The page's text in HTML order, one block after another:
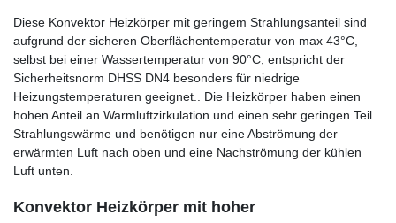
Diese Konvektor Heizkörper mit geringem Strahlungsanteil sind
aufgrund der sicheren Oberflächentemperatur von max 43°C,
selbst bei einer Wassertemperatur von 90°C, entspricht der
Sicherheitsnorm DHSS DN4 besonders für niedrige
Heizungstemperaturen geeignet.. Die Heizkörper haben einen
hohen Anteil an Warmluftzirkulation und einen sehr geringen Teil
Strahlungswärme und benötigen nur eine Abströmung der
erwärmten Luft nach oben und eine Nachströmung der kühlen
Luft unten.
Konvektor Heizkörper mit hoher